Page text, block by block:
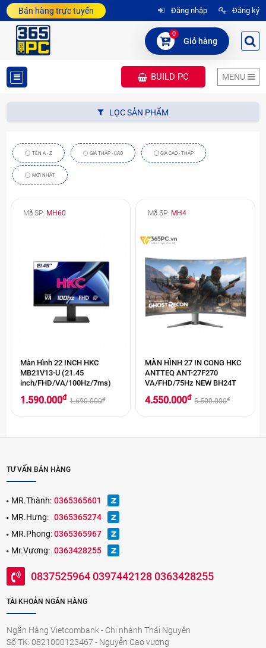
Bán hàng trực tuyến Đăng nhập Đăng ký
0
Giỏ hàng
MỤC
SẢN
PHẨM
MENU
BUILD PC
LỌC SẢN PHẨM
TÊN A - Z GIÁ THẤP - CAO GIÁ CAO - THẤP
MỚI NHẤT
Mã SP: MH60
Màn Hình 22 INCH HKC
MB21V13-U (21.45
inch/FHD/VA/100Hz/7ms)
1.590.000đ 1.690.000đ
Mã SP: MH4
MÀN HÌNH 27 IN CONG HKC
ANTTEQ ANT-27F270
VA/FHD/75Hz NEW BH24T
4.550.000đ 5.500.000đ
TƯ VẤN BÁN HÀNG
MR.Thành: 0365365601
MR.Hưng: 0365365274
MR.Phong: 0365365967
Mr.Vương: 0363428255
0837525964 0397442128 0363428255
TÀI KHOẢN NGÂN HÀNG
Ngân Hàng Vietcombank - Chi nhánh Thái Nguyên
Số TK: 0821000123467 - Nguyễn Cao vương